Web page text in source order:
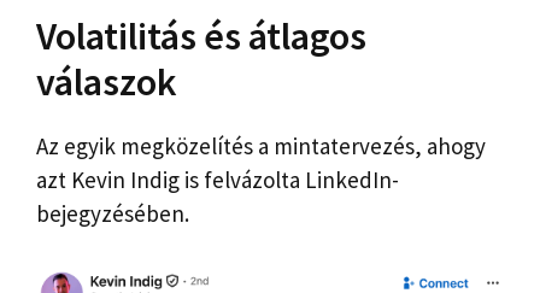
Volatilitás és átlagos
válaszok
Az egyik megközelítés a mintatervezés, ahogy
azt Kevin Indig is felvázolta LinkedIn-
bejegyzésében.